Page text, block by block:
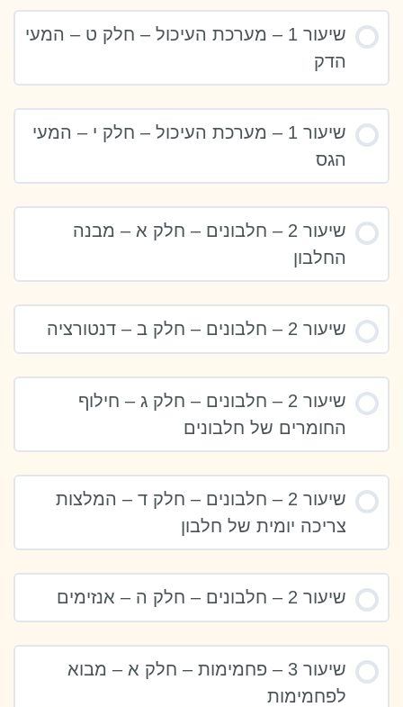
שיעור 1 – מערכת העיכול – חלק ט – המעי
הדק
שיעור 1 – מערכת העיכול – חלק י – המעי
הגס
שיעור 2 – חלבונים – חלק א – מבנה
החלבון
שיעור 2 – חלבונים – חלק ב – דנטורציה
שיעור 2 – חלבונים – חלק ג – חילוף
החומרים של חלבונים
שיעור 2 – חלבונים – חלק ד – המלצות
צריכה יומית של חלבון
שיעור 2 – חלבונים – חלק ה – אנזימים
שיעור 3 – פחמימות – חלק א – מבוא
לפחמימות